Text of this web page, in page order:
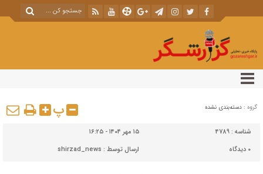
گروه : دسته‌بندی نشده پ
شناسه : 4789
۱۵ مهر ۱۴۰۴ - ۱۶:۲۵
۰ دیدگاه ارسال توسط : shirzad_news